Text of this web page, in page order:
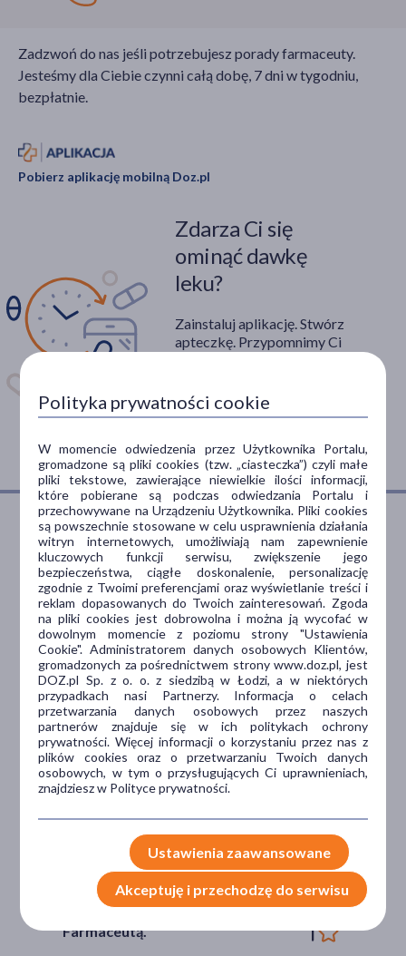
Zadzwoń do nas jeśli potrzebujesz porady farmaceuty.
Jesteśmy dla Ciebie czynni całą dobę, 7 dni w tygodniu,
bezpłatnie.
Pobierz aplikację mobilną Doz.pl
Zdarza Ci się
ominąć dawkę
leku?
Zainstaluj aplikację. Stwórz
apteczkę. Przypomnimy Ci
Dlaczego DOZ.pl
Niższe koszta leczenia
Darmowa dostawa do Apteki
Bezpłatna Infolinia dla
Pacjentów.
Bezpieczeństwo
Weryfikacja interakcji leków.
Encyklopedia leków i ziół
Wsparcie w leczeniu
Farmaceutą.
Polityka prywatności cookie
W momencie odwiedzenia przez Użytkownika Portalu,
gromadzone są pliki cookies (tzw. „ciasteczka”) czyli małe
pliki tekstowe, zawierające niewielkie ilości informacji,
które pobierane są podczas odwiedzania Portalu i
przechowywane na Urządzeniu Użytkownika. Pliki cookies
są powszechnie stosowane w celu usprawnienia działania
witryn internetowych, umożliwiają nam zapewnienie
kluczowych funkcji serwisu, zwiększenie jego
bezpieczeństwa, ciągłe doskonalenie, personalizację
zgodnie z Twoimi preferencjami oraz wyświetlanie treści i
reklam dopasowanych do Twoich zainteresowań. Zgoda
na pliki cookies jest dobrowolna i można ją wycofać w
dowolnym momencie z poziomu strony "Ustawienia
Cookie". Administratorem danych osobowych Klientów,
gromadzonych za pośrednictwem strony www.doz.pl, jest
DOZ.pl Sp. z o. o. z siedzibą w Łodzi, a w niektórych
przypadkach nasi Partnerzy. Informacja o celach
przetwarzania danych osobowych przez naszych
partnerów znajduje się w ich politykach ochrony
prywatności. Więcej informacji o korzystaniu przez nas z
plików cookies oraz o przetwarzaniu Twoich danych
osobowych, w tym o przysługujących Ci uprawnieniach,
znajdziesz w Polityce prywatności.
Ustawienia zaawansowane
Akceptuję i przechodzę do serwisu